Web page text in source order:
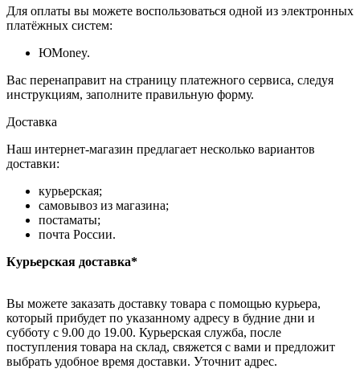
Для оплаты вы можете воспользоваться одной из электронных
платёжных систем:
ЮMoney.
Вас перенаправит на страницу платежного сервиса, следуя
инструкциям, заполните правильную форму.
Доставка
Наш интернет-магазин предлагает несколько вариантов
доставки:
курьерская;
самовывоз из магазина;
постаматы;
почта России.
Курьерская доставка*
Вы можете заказать доставку товара с помощью курьера,
который прибудет по указанному адресу в будние дни и
субботу с 9.00 до 19.00. Курьерская служба, после
поступления товара на склад, свяжется с вами и предложит
выбрать удобное время доставки. Уточнит адрес.